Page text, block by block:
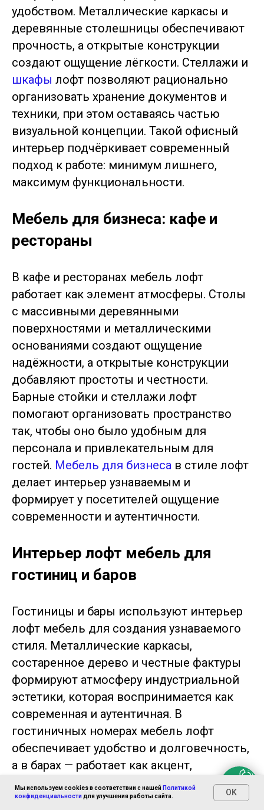
удобством. Металлические каркасы и
деревянные столешницы обеспечивают
прочность, а открытые конструкции
создают ощущение лёгкости. Стеллажи и
шкафы лофт позволяют рационально
организовать хранение документов и
техники, при этом оставаясь частью
визуальной концепции. Такой офисный
интерьер подчёркивает современный
подход к работе: минимум лишнего,
максимум функциональности.
Мебель для бизнеса: кафе и
рестораны
В кафе и ресторанах мебель лофт
работает как элемент атмосферы. Столы
с массивными деревянными
поверхностями и металлическими
основаниями создают ощущение
надёжности, а открытые конструкции
добавляют простоты и честности.
Барные стойки и стеллажи лофт
помогают организовать пространство
так, чтобы оно было удобным для
персонала и привлекательным для
гостей. Мебель для бизнеса в стиле лофт
делает интерьер узнаваемым и
формирует у посетителей ощущение
современности и аутентичности.
Интерьер лофт мебель для
гостиниц и баров
Гостиницы и бары используют интерьер
лофт мебель для создания узнаваемого
стиля. Металлические каркасы,
состаренное дерево и честные фактуры
формируют атмосферу индустриальной
эстетики, которая воспринимается как
современная и аутентичная. В
гостиничных номерах мебель лофт
обеспечивает удобство и долговечность,
а в барах — работает как акцент,
задающий настроение пространства.
Здесь особенно ценится модульность:
Мы используем cookies в соответствии с нашей Политикой
конфиденциальности для улучшения работы сайта. OK